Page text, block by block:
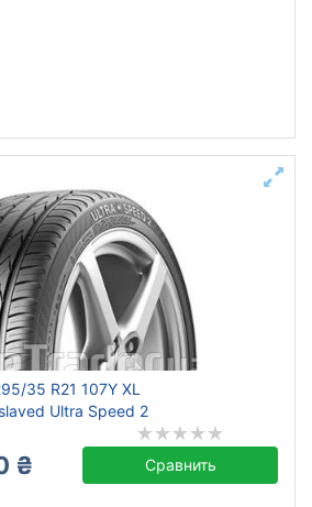
35 R21 107Y XL
Ultra Speed 2
₴ Сравнить